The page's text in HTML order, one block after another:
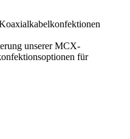
unserer MCX-
für